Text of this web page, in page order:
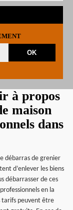
à propos
maison
dans
débarras de grenier
d’enlever les biens
débarrasser de ces
en la
tarifs peuvent être